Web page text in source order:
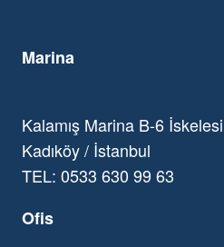
Marina
Kalamış Marina B-6 İskelesi
Kadıköy / İstanbul
TEL: 0533 630 99 63
Ofis